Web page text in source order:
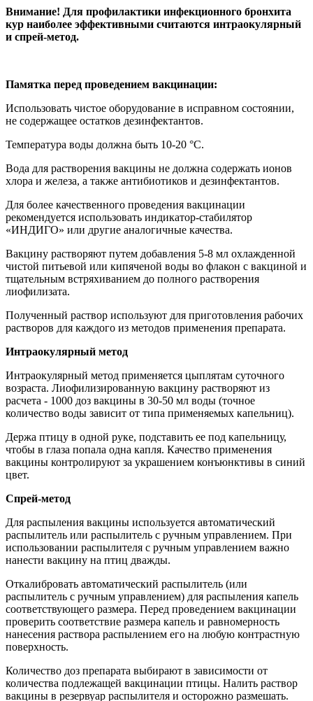
Внимание! Для профилактики инфекционного бронхита
кур наиболее эффективными считаются интраокулярный
и спрей-метод.
Памятка перед проведением вакцинации:
Использовать чистое оборудование в исправном состоянии,
не содержащее остатков дезинфектантов.
Температура воды должна быть 10-20 °С.
Вода для растворения вакцины не должна содержать ионов
хлора и железа, а также антибиотиков и дезинфектантов.
Для более качественного проведения вакцинации
рекомендуется использовать индикатор-стабилятор
«ИНДИГО» или другие аналогичные качества.
Вакцину растворяют путем добавления 5-8 мл охлажденной
чистой питьевой или кипяченой воды во флакон с вакциной и
тщательным встряхиванием до полного растворения
лиофилизата.
Полученный раствор используют для приготовления рабочих
растворов для каждого из методов применения препарата.
Интраокулярный метод
Интраокулярный метод применяется цыплятам суточного
возраста. Лиофилизированную вакцину растворяют из
расчета - 1000 доз вакцины в 30-50 мл воды (точное
количество воды зависит от типа применяемых капельниц).
Держа птицу в одной руке, подставить ее под капельницу,
чтобы в глаза попала одна капля. Качество применения
вакцины контролируют за украшением конъюнктивы в синий
цвет.
Спрей-метод
Для распыления вакцины используется автоматический
распылитель или распылитель с ручным управлением. При
использовании распылителя с ручным управлением важно
нанести вакцину на птиц дважды.
Откалибровать автоматический распылитель (или
распылитель с ручным управлением) для распыления капель
соответствующего размера. Перед проведением вакцинации
проверить соответствие размера капель и равномерность
нанесения раствора распылением его на любую контрастную
поверхность.
Количество доз препарата выбирают в зависимости от
количества подлежащей вакцинации птицы. Налить раствор
вакцины в резервуар распылителя и осторожно размешать.